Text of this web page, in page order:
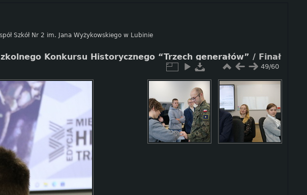
Szkół Nr 2 im. Jana Wyżykowskiego w Lubinie
Konkursu Historycznego “Trzech generałów” / Finał
49/60